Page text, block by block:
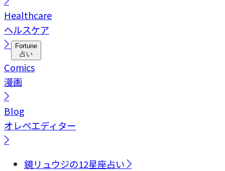
Healthcare
ヘルスケア
Fortune
占い
Comics
漫画
Blog
オレペエディター
鏡リュウジの12星座占い